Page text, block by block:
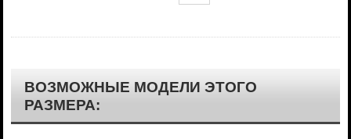
ВОЗМОЖНЫЕ МОДЕЛИ ЭТОГО
РАЗМЕРА: